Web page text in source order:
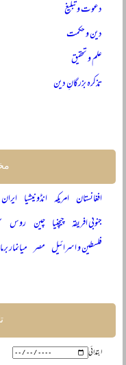
دعوت و تبلیغ
دین و حکمت
علم و تحقیق
تذکرہ بزرگانِ دین
افغانستان امریکہ انڈونیشیا ایران
جنوبی افریقہ چیچنیا چین روس
فلسطین و اسرائیل مصر میانمار برما
ابتدائی